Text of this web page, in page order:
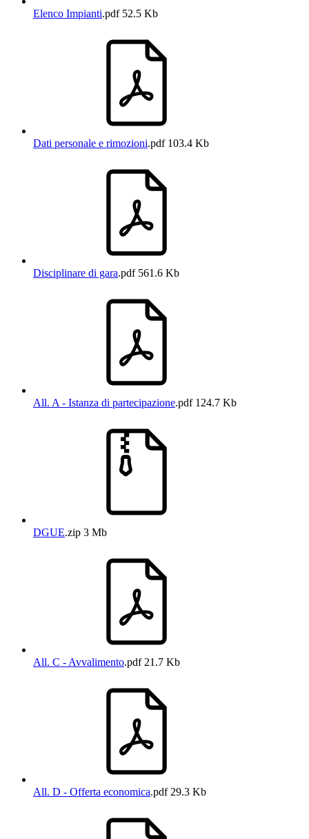
Elenco Impianti.pdf52.5 Kb
Dati personale e rimozioni.pdf103.4 Kb
Disciplinare di gara.pdf561.6 Kb
All. A - Istanza di partecipazione.pdf124.7 Kb
DGUE.zip 3 Mb
All. C - Avvalimento.pdf21.7 Kb
All. D - Offerta economica.pdf29.3 Kb